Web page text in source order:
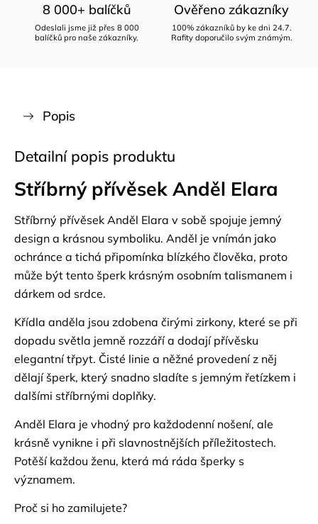
8 000+ balíčků
Odeslali jsme již přes 8 000
balíčků pro naše zákazníky.
Ověřeno zákazníky
100% zákazníků by ke dni 24.7.
Rafity doporučilo svým známým.
Popis
Detailní popis produktu
Stříbrný přívěsek Anděl Elara
Stříbrný přívěsek Anděl Elara v sobě spojuje jemný
design a krásnou symboliku. Anděl je vnímán jako
ochránce a tichá připomínka blízkého člověka, proto
může být tento šperk krásným osobním talismanem i
dárkem od srdce.
Křídla anděla jsou zdobena čirými zirkony, které se při
dopadu světla jemně rozzáří a dodají přívěsku
elegantní třpyt. Čisté linie a něžné provedení z něj
dělají šperk, který snadno sladíte s jemným řetízkem i
dalšími stříbrnými doplňky.
Anděl Elara je vhodný pro každodenní nošení, ale
krásně vynikne i při slavnostnějších příležitostech.
Potěší každou ženu, která má ráda šperky s
významem.
Proč si ho zamilujete?